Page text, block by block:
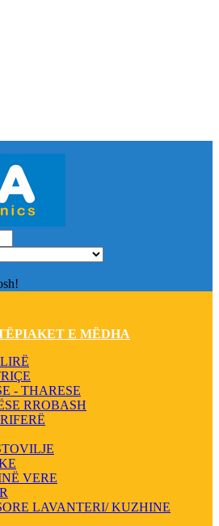
E MËDHA
- THARESE
RROBASH
VERE
LAVANTERI/ KUZHINE